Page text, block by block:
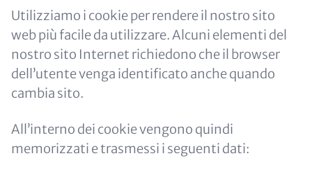
Utilizziamo i cookie per rendere il nostro sito
web più facile da utilizzare. Alcuni elementi del
nostro sito Internet richiedono che il browser
dell’utente venga identificato anche quando
cambia sito.
All’interno dei cookie vengono quindi
memorizzati e trasmessi i seguenti dati: